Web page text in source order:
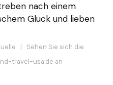
nach einem
Glück und lieben
| Sehen Sie sich die
travel-usa.de an